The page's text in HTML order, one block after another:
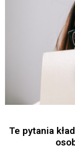
Te pytania